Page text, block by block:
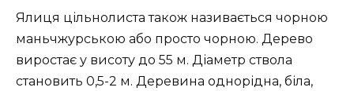
Ялиця цільнолиста також називається чорною
маньчжурською або просто чорною. Дерево
виростає у висоту до 55 м. Діаметр ствола
становить 0,5-2 м. Деревина однорідна, біла,